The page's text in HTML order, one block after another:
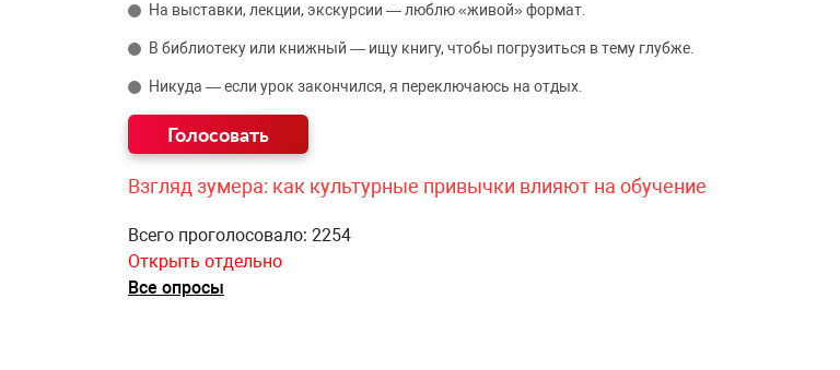
На выставки, лекции, экскурсии — люблю «живой» формат.
В библиотеку или книжный — ищу книгу, чтобы погрузиться в тему глубже.
Никуда — если урок закончился, я переключаюсь на отдых.
Взгляд зумера: как культурные привычки влияют на обучение
Всего проголосовало: 2254
Открыть отдельно
Все опросы